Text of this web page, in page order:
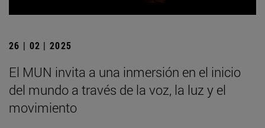
26 | 02 | 2025
El MUN invita a una inmersión en el inicio
del mundo a través de la voz, la luz y el
movimiento